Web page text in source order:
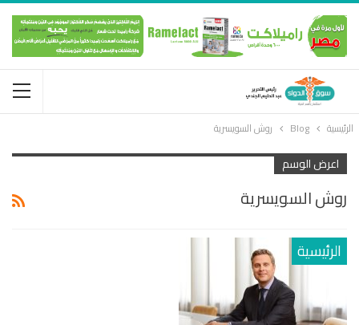
الرئيسية Blog روش السويسرية
اعرض الوسم
روش السويسرية
الرئيسية